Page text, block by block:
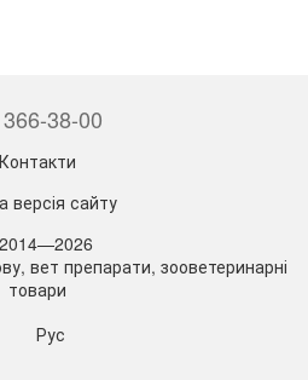
38-00
Контакти
версія сайту
вет препарати, зооветеринарні
товари
Рус